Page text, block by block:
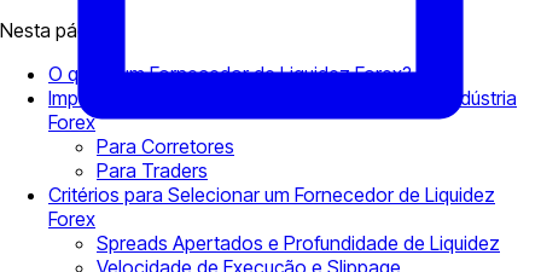
Nesta página
O que é um Fornecedor de Liquidez Forex?
Importância dos Fornecedores de Liquidez na Indústria
Forex
Para Corretores
Para Traders
Critérios para Selecionar um Fornecedor de Liquidez
Forex
Spreads Apertados e Profundidade de Liquidez
Velocidade de Execução e Slippage